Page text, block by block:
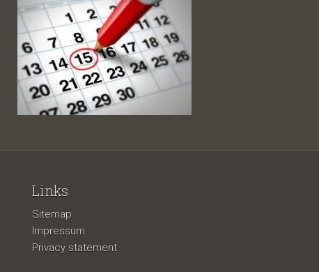
Links
Sitemap
Impressum
Privacy statement